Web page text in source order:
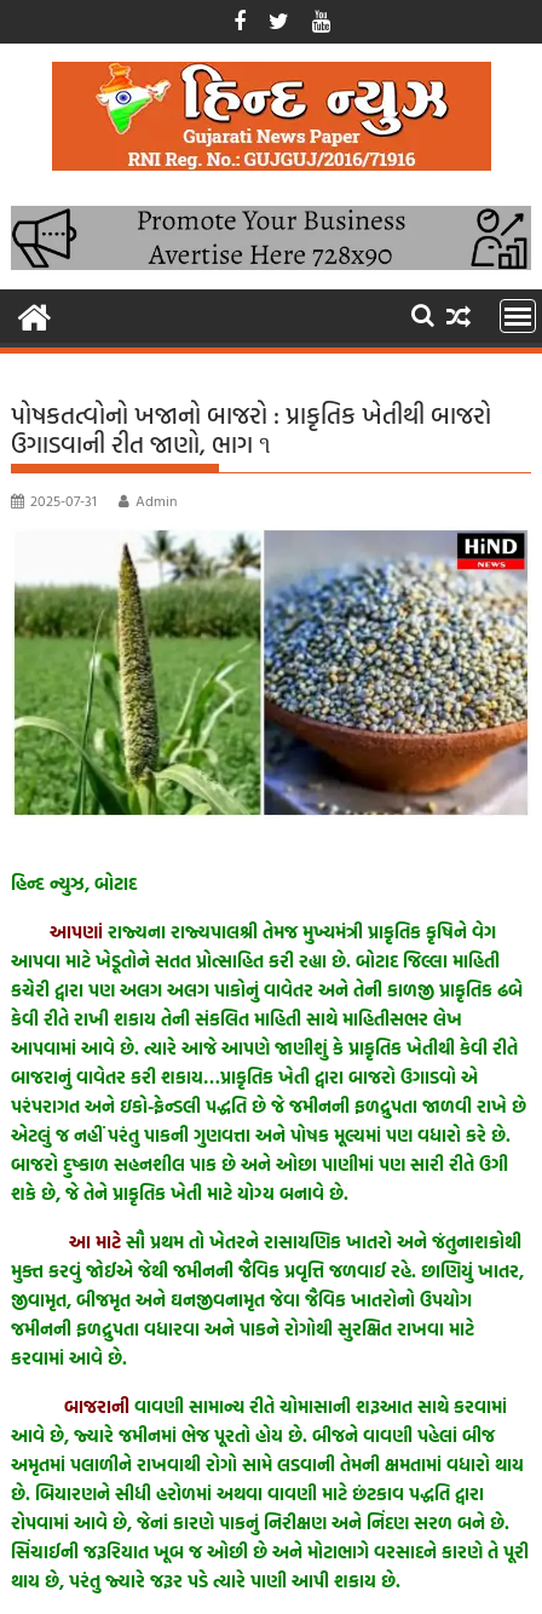
to
content
પોષકતત્વોનો ખજાનો બાજરો : પ્રાકૃતિક ખેતીથી બાજરો
ઉગાડવાની રીત જાણો, ભાગ ૧
2025-07-31 Admin
હિન્દ ન્યુઝ, બોટાદ
આપણાં રાજ્યના રાજ્યપાલશ્રી તેમજ મુખ્યમંત્રી પ્રાકૃતિક કૃષિને વેગ
આપવા માટે ખેડૂતોને સતત પ્રોત્સાહિત કરી રહ્યા છે. બોટાદ જિલ્લા માહિતી
કચેરી દ્વારા પણ અલગ અલગ પાકોનું વાવેતર અને તેની કાળજી પ્રાકૃતિક ઢબે
કેવી રીતે રાખી શકાય તેની સંકલિત માહિતી સાથે માહિતીસભર લેખ
આપવામાં આવે છે. ત્યારે આજે આપણે જાણીશું કે પ્રાકૃતિક ખેતીથી કેવી રીતે
બાજરાનું વાવેતર કરી શકાય…પ્રાકૃતિક ખેતી દ્વારા બાજરો ઉગાડવો એ
પરંપરાગત અને ઇકો-ફ્રેન્ડલી પદ્ધતિ છે જે જમીનની ફળદ્રુપતા જાળવી રાખે છે
એટલું જ નહીં પરંતુ પાકની ગુણવત્તા અને પોષક મૂલ્યમાં પણ વધારો કરે છે.
બાજરો દુષ્કાળ સહનશીલ પાક છે અને ઓછા પાણીમાં પણ સારી રીતે ઉગી
શકે છે, જે તેને પ્રાકૃતિક ખેતી માટે યોગ્ય બનાવે છે.
આ માટેસૌ પ્રથમ તો ખેતરને રાસાયણિક ખાતરો અને જંતુનાશકોથી
મુક્ત કરવું જોઈએ જેથી જમીનની જૈવિક પ્રવૃત્તિ જળવાઈ રહે. છાણિયું ખાતર,
જીવામૃત, બીજમૃત અને ઘનજીવનામૃત જેવા જૈવિક ખાતરોનો ઉપયોગ
જમીનની ફળદ્રુપતા વધારવા અને પાકને રોગોથી સુરક્ષિત રાખવા માટે
કરવામાં આવે છે.
બાજરાની વાવણી સામાન્ય રીતે ચોમાસાની શરૂઆત સાથે કરવામાં
આવે છે, જ્યારે જમીનમાં ભેજ પૂરતો હોય છે. બીજને વાવણી પહેલાં બીજ
અમૃતમાં પલાળીને રાખવાથી રોગો સામે લડવાની તેમની ક્ષમતામાં વધારો થાય
છે. બિયારણને સીધી હરોળમાં અથવા વાવણી માટે છંટકાવ પદ્ધતિ દ્વારા
રોપવામાં આવે છે, જેનાં કારણે પાકનું નિરીક્ષણ અને નિંદણ સરળ બને છે.
સિંચાઈની જરૂરિયાત ખૂબ જ ઓછી છે અને મોટાભાગે વરસાદને કારણે તે પૂરી
થાય છે, પરંતુ જ્યારે જરૂર પડે ત્યારે પાણી આપી શકાય છે.